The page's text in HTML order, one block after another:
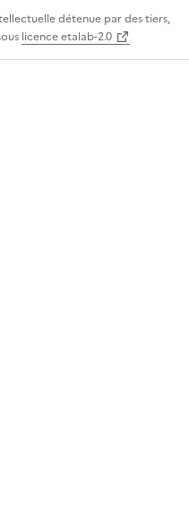
détenue par des tiers,
licence etalab-2.0